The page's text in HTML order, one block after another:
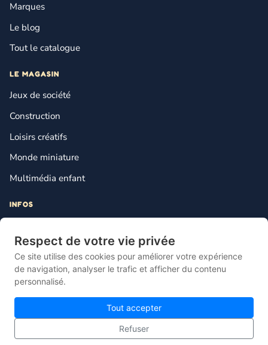
Respect de votre vie privée
Ce site utilise des cookies pour améliorer votre expérience
de navigation, analyser le trafic et afficher du contenu
personnalisé.
Tout accepter
Refuser
Marques
Le blog
Tout le catalogue
LE MAGASIN
Jeux de société
Construction
Loisirs créatifs
Monde miniature
Multimédia enfant
INFOS
Mentions légales
Plan du site
Gestion des cookies
© 2026 Lebonjouet — Le comparateur français du jouet pas cher.